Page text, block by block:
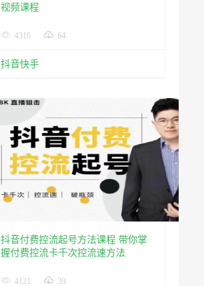
视频课程
4316 64
抖音快手
抖音付费控流起号方法课程 带你掌
握付费控流卡千次控流速方法
4121 39